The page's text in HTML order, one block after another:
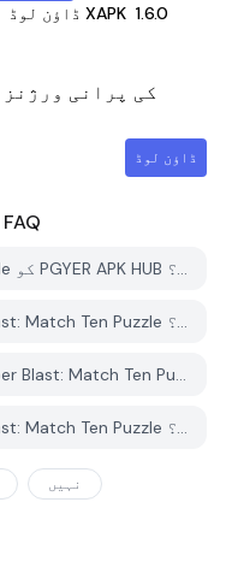
ڈاؤن لوڈ XAPK 1.6.0
Number Blast: Match Ten Puzzle کی پرانی ورژنز
ڈاؤن لوڈ
FAQ
میں Number Blast: Match Ten Puzzle کو PGYER APK HUB سے کیسے ڈاؤن لوڈ کروں؟
کیا PGYER APK HUB پر Number Blast: Match Ten Puzzle کو مفت ڈاؤن لوڈ کرنے کی اجازت ہے؟
کیا مجھے PGYER APK HUB سے Number Blast: Match Ten Puzzle ڈاؤن لوڈ کرنے کے لئے اکاؤنٹ کی ضرورت ہے؟
میں PGYER APK HUB پر Number Blast: Match Ten Puzzle کے ساتھ کوئی مسئلہ کیسے رپورٹ کرسکتا ہوں؟
نہیں